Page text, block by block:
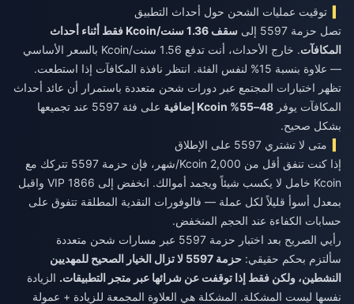
توقيت عمليات الشحن حول أحداث التطبيق
تصل حزمة 5597 إلى
سقف 1.36 سنت/Kcoin فقط أثناء أحداث
المكافآت
. خارج الأحداث، أنت تدفع 1.56 سنت/Kcoin بالسعر الأساسي
— علاوة بنسبة 15% لنفس الفئة. انتظر نافذة المكافآت إذا استطعت.
تظهر اختبارات المجتمع عبر دورات شحن متعددة باستمرار أن عائد أحداث
المكافآت يوفر 48–55% Kcoin إضافية
على فئة 5597 عند تجميعها
بشكل صحيح.
متى لا تشتري 5597 على الإطلاق
إذا كنت تنفق أقل من 2,000 Kcoin/شهر، فإن حزمة 5597 تتركك مع
Kcoin خامل لا يكسب شيئاً ويجمد أموالك. انخفض إلى 1866 VIP واقبل
بمعدل أسوأ قليلاً لكل عملة — فالوفورات النقدية المطلقة تتفوق على
حسابات الكفاءة عند الحجم المنخفض.
رأيي الصريح بعد اختبار حزمة 5597 عبر مسارات شحن متعددة
سألتزم بحكم حقيقي:
حزمة 5597 لا تزال الخيار الصحيح للمهديين
النشطين، ولكن فقط إذا توقفت عن شرائها عبر متجر التطبيقات. الزيادة
نفسها ليست المشكلة. المشكلة هي العلاوة المجمعة للزيادة + عمولة